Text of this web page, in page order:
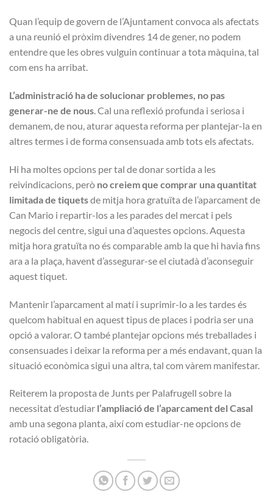
Quan l’equip de govern de l’Ajuntament convoca als afectats
a una reunió el pròxim divendres 14 de gener, no podem
entendre que les obres vulguin continuar a tota màquina, tal
com ens ha arribat.
L’administració ha de solucionar problemes, no pas
generar-ne de nous. Cal una reflexió profunda i seriosa i
demanem, de nou, aturar aquesta reforma per plantejar-la en
altres termes i de forma consensuada amb tots els afectats.
Hi ha moltes opcions per tal de donar sortida a les
reivindicacions, però no creiem que comprar una quantitat
limitada de tiquetsde mitja hora gratuïta de l’aparcament de
Can Mario i repartir-los a les parades del mercat i pels
negocis del centre, sigui una d’aquestes opcions. Aquesta
mitja hora gratuïta no és comparable amb la que hi havia fins
ara a la plaça, havent d’assegurar-se el ciutadà d’aconseguir
aquest tiquet.
Mantenir l’aparcament al matí i suprimir-lo a les tardes és
quelcom habitual en aquest tipus de places i podria ser una
opció a valorar. O també plantejar opcions més treballades i
consensuades i deixar la reforma per a més endavant, quan la
situació econòmica sigui una altra, tal com vàrem manifestar.
Reiterem la proposta de Junts per Palafrugell sobre la
necessitat d’estudiar l’ampliació de l’aparcament del Casal
amb una segona planta, així com estudiar-ne opcions de
rotació obligatòria.